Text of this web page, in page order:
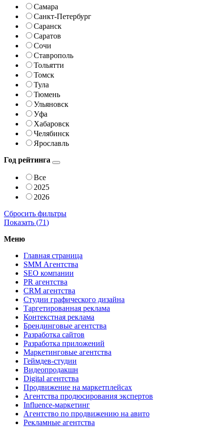
Самара
Санкт-Петербург
Саранск
Саратов
Сочи
Ставрополь
Тольятти
Томск
Тула
Тюмень
Ульяновск
Уфа
Хабаровск
Челябинск
Ярославль
Год рейтинга
Все
2025
2026
Сбросить фильтры
Показать (71)
Меню
Главная страница
SMM Агентства
SEO компании
PR агентства
CRM агентства
Студии графического дизайна
Таргетированная реклама
Контекстная реклама
Брендинговые агентства
Разработка сайтов
Разработка приложений
Маркетинговые агентства
Геймдев-студии
Видеопродакшн
Digital агентства
Продвижение на маркетплейсах
Агентства продюсирования экспертов
Influence-маркетинг
Агентство по продвижению на авито
Рекламные агентства